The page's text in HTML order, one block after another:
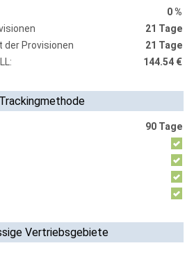
0 %
21 Tage
der Provisionen
21 Tage
144.54 €
Trackingmethode
90 Tage
Vertriebsgebiete